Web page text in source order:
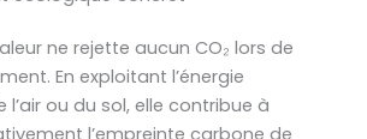
ne rejette aucun CO₂ lors de
En exploitant l’énergie
l’air ou du sol, elle contribue à